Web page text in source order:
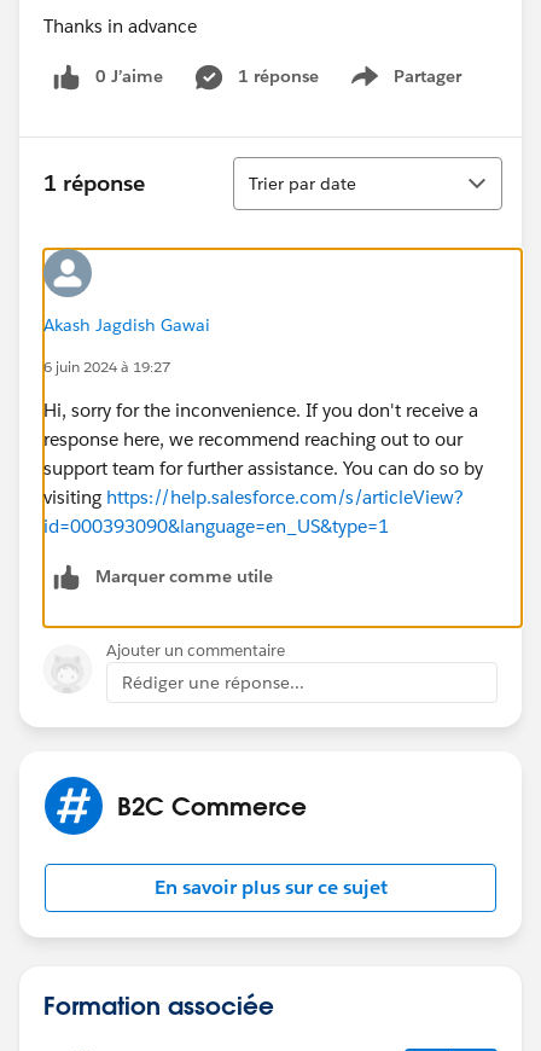
Thanks in advance
0 J’aime 1 réponse Partager
Show menu
1 réponse
Tri
Trier par date
Akash Jagdish Gawai
6 juin 2024 à 19:27
Hi, sorry for the inconvenience. If you don't receive a
response here, we recommend reaching out to our
support team for further assistance. You can do so by
visiting https://help.salesforce.com/s/articleView?
id=000393090&language=en_US&type=1
Marquer comme utile
Ajouter un commentaire
Rédiger une réponse...
B2C Commerce
En savoir plus sur ce sujet
Formation associée